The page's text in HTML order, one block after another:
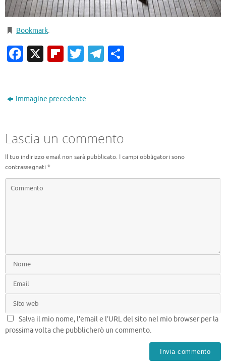
Bookmark.
Facebook
X Flipboard
TwitterTelegram
Immagine precedente
Lascia un commento
Il tuo indirizzo email non sarà pubblicato. I campi obbligatori sono
contrassegnati *
Salva il mio nome, l'email e l'URL del sito nel mio browser per la
prossima volta che pubblicherò un commento.